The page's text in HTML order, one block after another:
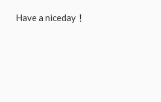
Have a niceday！